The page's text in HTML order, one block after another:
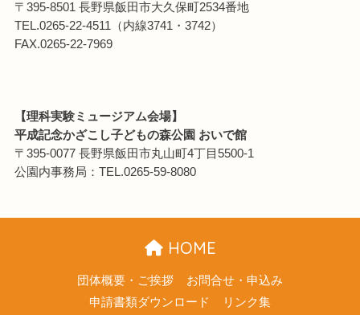
〒395-8501 長野県飯田市大久保町2534番地
TEL.0265-22-4511（内線3741・3742）
FAX.0265-22-7969
【理科実験ミュージアム会場】
平成記念かざこし子どもの森公園 おいで館
〒395-0077 長野県飯田市丸山町4丁目5500-1
公園内事務局：TEL.0265-59-8080
HOME
団体概要・ご挨拶
お問合せ・申込み
申請書類ダウンロード
リンク集